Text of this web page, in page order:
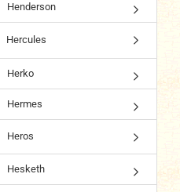
Henderson
Hercules
Herko
Hermes
Heros
Hesketh